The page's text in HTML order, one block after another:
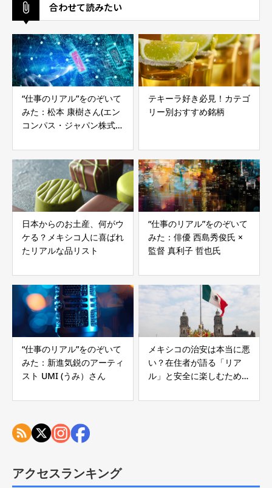
合わせて読みたい
“仕事のリアル”をのぞいて
みた：松本 康樹さん(エン
コンパス・ジャパン株式会
テキーラ好き必見！カテゴ
リー別おすすめ銘柄
日本からのお土産、何がウ
ケる？メキシコ人に喜ばれ
たリアルな品リスト
“仕事のリアル”をのぞいて
みた：俳優 西島秀俊氏 ×
監督 真利子 哲也氏
“仕事のリアル”をのぞいて
みた：新進気鋭のアーティ
スト UMI (うみ）さん
メキシコの治安は本当に悪
い？在住者が語る「リア
ル」と安全に楽しむための
アクセスランキング